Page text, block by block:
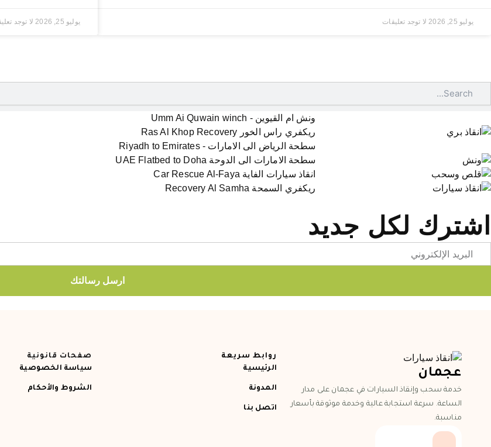
يوليو 25, 2026 لا توجد تعليقات يوليو 25, 2026 لا توجد
ونش ام القيوين - Umm Ai Quwain winch
ريكفري راس الخور Ras Al Khop Recovery
سطحة الرياض الى الامارات - Riyadh to Emirates
سطحة الامارات الى الدوحة UAE Flatbed to Doha
انقاذ سيارات الفاية Car Rescue Al-Faya
ريكفري السمحة Recovery Al Samha
اشترك لكل جديد
ارسل رسالتك
عجمان
خدمة سحب وإنقاذ السيارات في عجمان على مدار
الساعة. سرعة استجابة عالية وخدمة موثوقة بأسعار
مناسبة.
روابط سريعة
الرئيسية
المدونة
اتصل بنا
صفحات قانونية
سياسة الخصوصية
الشروط والأحكام